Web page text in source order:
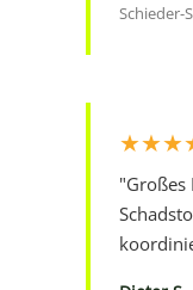
Schieder-
"Großes